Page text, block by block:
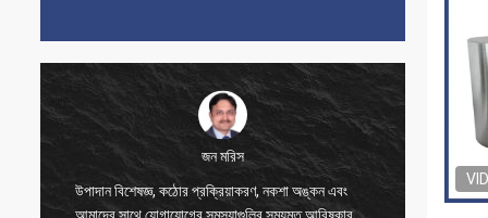
জন মরিস
উপাদান বিশেষজ্ঞ, কঠোর প্রক্রিয়াকরণ, নকশা অঙ্কন এবং
আমাদের সাথে যোগাযোগের সমস্যাগুলির সময়মত আবিষ্কার,
আপনার